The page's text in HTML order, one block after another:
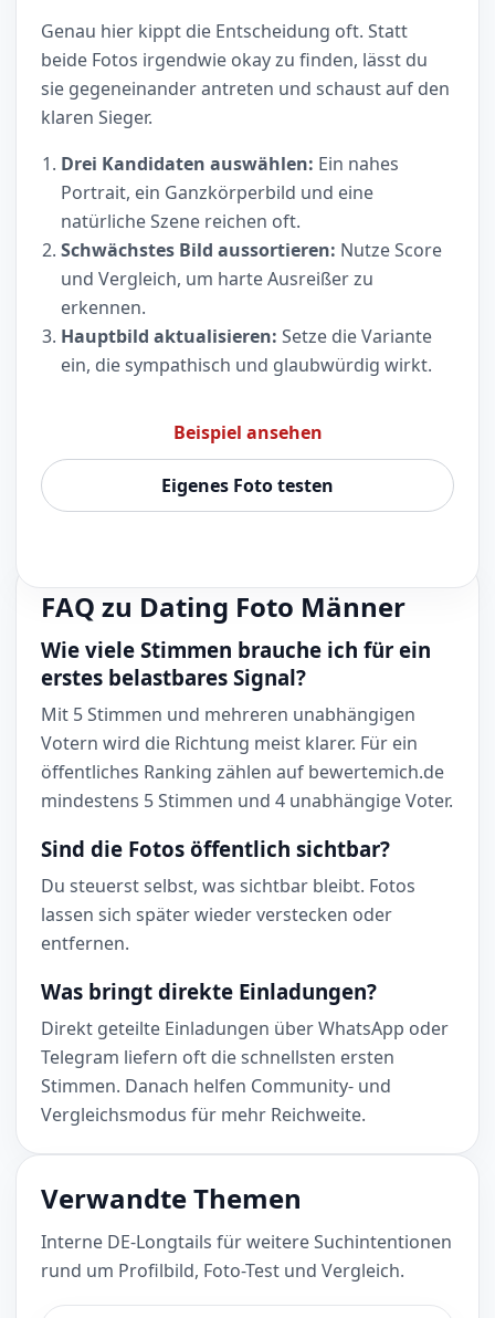
Genau hier kippt die Entscheidung oft. Statt
beide Fotos irgendwie okay zu finden, lässt du
sie gegeneinander antreten und schaust auf den
klaren Sieger.
Drei Kandidaten auswählen: Ein nahes
Portrait, ein Ganzkörperbild und eine
natürliche Szene reichen oft.
Schwächstes Bild aussortieren: Nutze Score
und Vergleich, um harte Ausreißer zu
erkennen.
Hauptbild aktualisieren: Setze die Variante
ein, die sympathisch und glaubwürdig wirkt.
Beispiel ansehen
Eigenes Foto testen
FAQ zu Dating Foto Männer
Wie viele Stimmen brauche ich für ein
erstes belastbares Signal?
Mit 5 Stimmen und mehreren unabhängigen
Votern wird die Richtung meist klarer. Für ein
öffentliches Ranking zählen auf bewertemich.de
mindestens 5 Stimmen und 4 unabhängige Voter.
Sind die Fotos öffentlich sichtbar?
Du steuerst selbst, was sichtbar bleibt. Fotos
lassen sich später wieder verstecken oder
entfernen.
Was bringt direkte Einladungen?
Direkt geteilte Einladungen über WhatsApp oder
Telegram liefern oft die schnellsten ersten
Stimmen. Danach helfen Community- und
Vergleichsmodus für mehr Reichweite.
Verwandte Themen
Interne DE-Longtails für weitere Suchintentionen
rund um Profilbild, Foto-Test und Vergleich.